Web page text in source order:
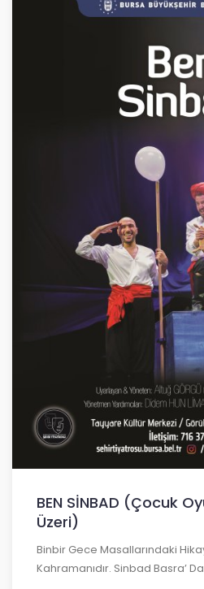
BEN SİNBAD (Çocuk
Üzeri)
Binbir Gece Masallarındaki
Kahramanıdır. Sinbad Basra’